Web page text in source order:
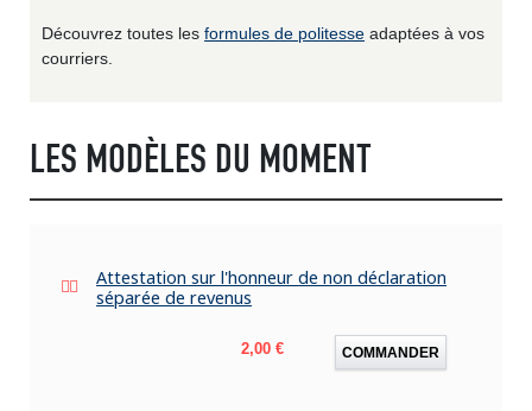
Découvrez toutes les formules de politesse adaptées à vos
courriers.
LES MODÈLES DU MOMENT
Attestation sur l'honneur de non déclaration
séparée de revenus
Prix
2,00 € COMMANDER